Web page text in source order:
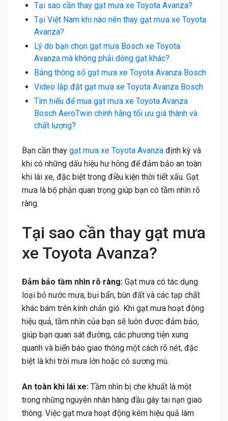
Tại sao cần thay gạt mưa xe Toyota Avanza?
Tại Việt Nam khi nào nên thay gạt mưa xe Toyota
Avanza?
Lý do bạn chọn gạt mưa Bosch xe Toyota
Avanza mà không phải dòng gạt khác?
Bảng thông số gạt mưa xe Toyota Avanza Bosch
Video lắp đặt gạt mưa xe Toyota Avanza Bosch
Tìm hiểu để mua gạt mưa xe Toyota Avanza
Bosch AeroTwin chính hãng tối ưu giá thành và
chất lượng?
Bạn cần thay gạt mưa xe Toyota Avanza định kỳ và
khi có những dấu hiệu hư hỏng để đảm bảo an toàn
khi lái xe, đặc biệt trong điều kiện thời tiết xấu. Gạt
mưa là bộ phận quan trọng giúp bạn có tầm nhìn rõ
ràng.
Tại sao cần thay gạt mưa
xe Toyota Avanza?
Đảm bảo tầm nhìn rõ ràng: Gạt mưa có tác dụng
loại bỏ nước mưa, bụi bẩn, bùn đất và các tạp chất
khác bám trên kính chắn gió. Khi gạt mưa hoạt động
hiệu quả, tầm nhìn của bạn sẽ luôn được đảm bảo,
giúp bạn quan sát đường, các phương tiện xung
quanh và biển báo giao thông một cách rõ nét, đặc
biệt là khi trời mưa lớn hoặc có sương mù.
An toàn khi lái xe: Tầm nhìn bị che khuất là một
trong những nguyên nhân hàng đầu gây tai nạn giao
thông. Việc gạt mưa hoạt động kém hiệu quả làm